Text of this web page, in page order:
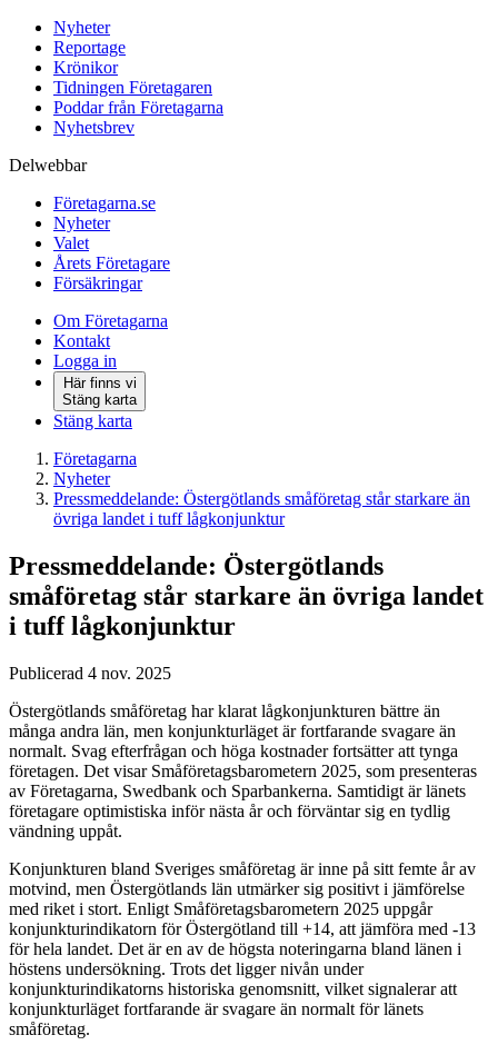
Nyheter
Reportage
Krönikor
Tidningen Företagaren
Poddar från Företagarna
Nyhetsbrev
Delwebbar
Företagarna.se
Nyheter
Valet
Årets Företagare
Försäkringar
Om Företagarna
Kontakt
Logga in
Här finns vi
Stäng karta
Stäng karta
Företagarna
Nyheter
Pressmeddelande: Östergötlands småföretag står starkare än
övriga landet i tuff lågkonjunktur
Pressmeddelande: Östergötlands
småföretag står starkare än övriga landet
i tuff lågkonjunktur
Publicerad 4 nov. 2025
Östergötlands småföretag har klarat lågkonjunkturen bättre än
många andra län, men konjunkturläget är fortfarande svagare än
normalt. Svag efterfrågan och höga kostnader fortsätter att tynga
företagen. Det visar Småföretagsbarometern 2025, som presenteras
av Företagarna, Swedbank och Sparbankerna. Samtidigt är länets
företagare optimistiska inför nästa år och förväntar sig en tydlig
vändning uppåt.
Konjunkturen bland Sveriges småföretag är inne på sitt femte år av
motvind, men Östergötlands län utmärker sig positivt i jämförelse
med riket i stort. Enligt Småföretagsbarometern 2025 uppgår
konjunkturindikatorn för Östergötland till +14, att jämföra med -13
för hela landet. Det är en av de högsta noteringarna bland länen i
höstens undersökning. Trots det ligger nivån under
konjunkturindikatorns historiska genomsnitt, vilket signalerar att
konjunkturläget fortfarande är svagare än normalt för länets
småföretag.